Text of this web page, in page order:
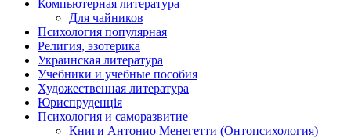
Компьютерная литература
Для чайников
Психология популярная
Религия, эзотерика
Украинская литература
Учебники и учебные пособия
Художественная литература
Юриспруденція
Психология и саморазвитие
Книги Антонио Менегетти (Онтопсихология)